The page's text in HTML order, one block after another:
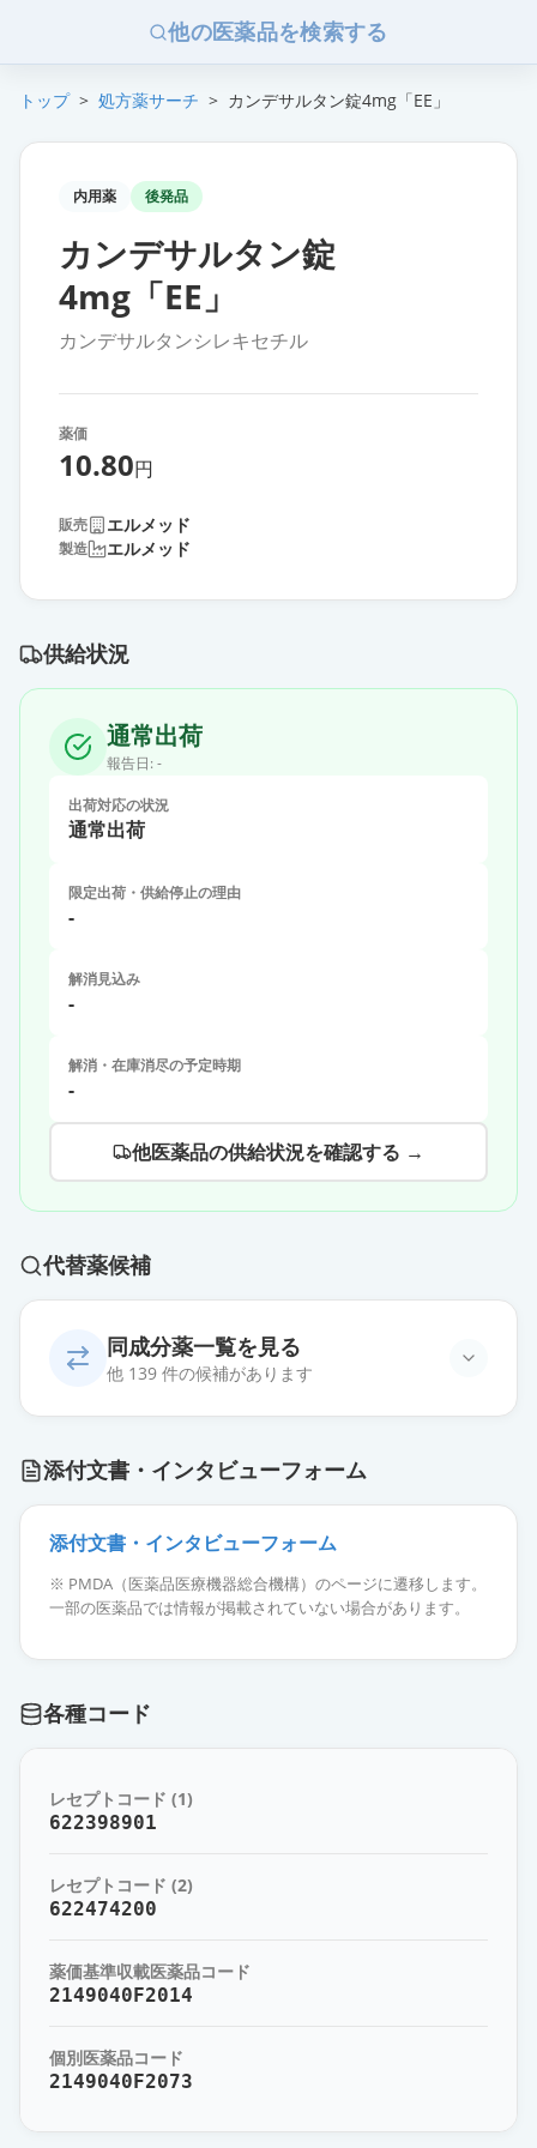
他の医薬品を検索する
トップ > 処方薬サーチ > カンデサルタン錠4mg「EE」
内用薬 後発品
カンデサルタン錠
4mg「EE」
カンデサルタンシレキセチル
薬価
10.80円
販売 エルメッド
製造 エルメッド
供給状況
通常出荷
報告日: -
出荷対応の状況
通常出荷
限定出荷・供給停止の理由
-
解消見込み
-
解消・在庫消尽の予定時期
-
他医薬品の供給状況を確認する →
代替薬候補
同成分薬一覧を見る
他 139 件の候補があります
ワ」
薬価 10.80 円
薬価 10.80 円
通常出荷
カンデサルタンOD錠4mg「EE」
薬価 10.80 円
薬価 10.80 円
添付文書・インタビューフォーム
添付文書・インタビューフォーム
※ PMDA（医薬品医療機器総合機構）のページに遷移します。
一部の医薬品では情報が掲載されていない場合があります。
各種コード
レセプトコード (1)
622398901
レセプトコード (2)
622474200
薬価基準収載医薬品コード
2149040F2014
個別医薬品コード
2149040F2073